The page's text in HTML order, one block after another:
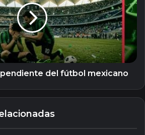
del fútbol mexicano